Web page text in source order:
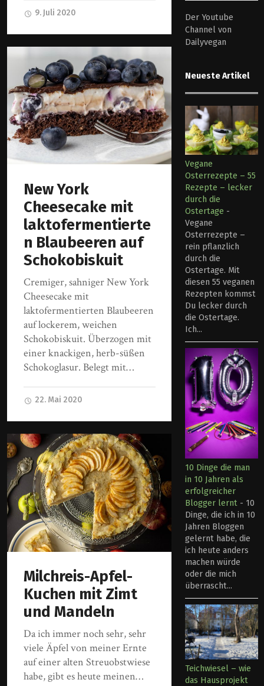
9. Juli 2020
New York
Cheesecake mit
laktofermentierte
n Blaubeeren auf
Schokobiskuit
Cremiger, sahniger New York
Cheesecake mit
laktofermentierten Blaubeeren
auf lockerem, weichen
Schokobiskuit. Überzogen mit
einer knackigen, herb-süßen
Schokoglasur. Belegt mit…
22. Mai 2020
Milchreis-Apfel-
Kuchen mit Zimt
und Mandeln
Da ich immer noch sehr, sehr
viele Äpfel von meiner Ernte
auf einer alten Streuobstwiese
habe, gibt es heute meinen…
Der Youtube
Channel von
Dailyvegan
Neueste Artikel
Vegane
Osterrezepte – 55
Rezepte – lecker
durch die
Ostertage -
Vegane
Osterrezepte –
rein pflanzlich
durch die
Ostertage. Mit
diesen 55 veganen
Rezepten kommst
Du lecker durch
die Ostertage.
Ich...
10 Dinge die man
in 10 Jahren als
erfolgreicher
Blogger lernt - 10
Dinge, die ich in 10
Jahren Bloggen
gelernt habe, die
ich heute anders
machen würde
oder die mich
überrascht...
Teichwiesel – wie
das Hausprojekt